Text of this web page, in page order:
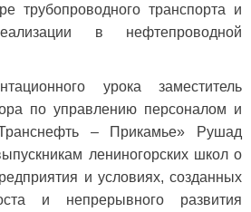
трубопроводного транспорта и
в нефтепроводной
урока заместитель
по управлению персоналом и
– Прикамье» Рушад
лениногорских школ о
и условиях, созданных
и непрерывного развития